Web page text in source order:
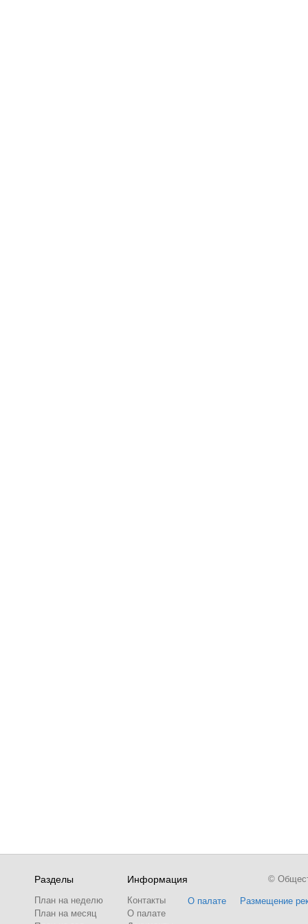
Разделы
План на неделю
План на месяц
Информация
Контакты
О палате
О палате Размещение
©